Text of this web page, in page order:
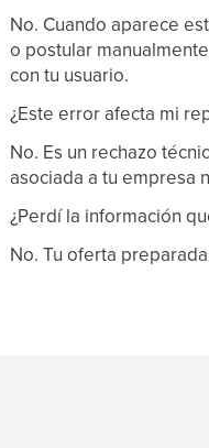
No. Cuando aparece
o postular
con tu usuario.
¿Este error afecta mi
No. Es un rechazo
asociada a tu empresa
¿Perdí la información
No. Tu oferta